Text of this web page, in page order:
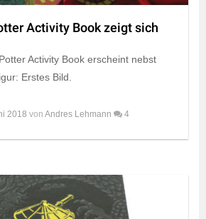
Activity Book zeigt sich
Activity Book erscheint nebst
Erstes Bild.
2018 von Andres Lehmann 4